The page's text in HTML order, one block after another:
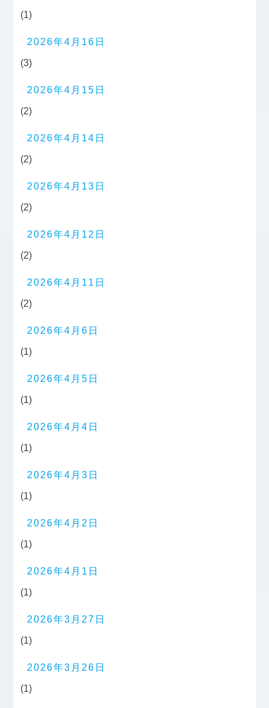
(1)
2026年4月16日
(3)
2026年4月15日
(2)
2026年4月14日
(2)
2026年4月13日
(2)
2026年4月12日
(2)
2026年4月11日
(2)
2026年4月6日
(1)
2026年4月5日
(1)
2026年4月4日
(1)
2026年4月3日
(1)
2026年4月2日
(1)
2026年4月1日
(1)
2026年3月27日
(1)
2026年3月26日
(1)